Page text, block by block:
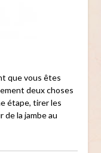
que vous êtes
deux choses
étape, tirer les
la jambe au